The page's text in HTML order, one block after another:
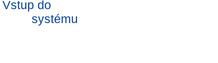
Vstup do
systému